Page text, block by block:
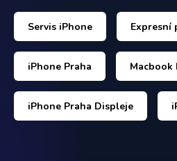
Servis iPhone Expresní
iPhone Praha Macbook
iPhone Praha Displeje